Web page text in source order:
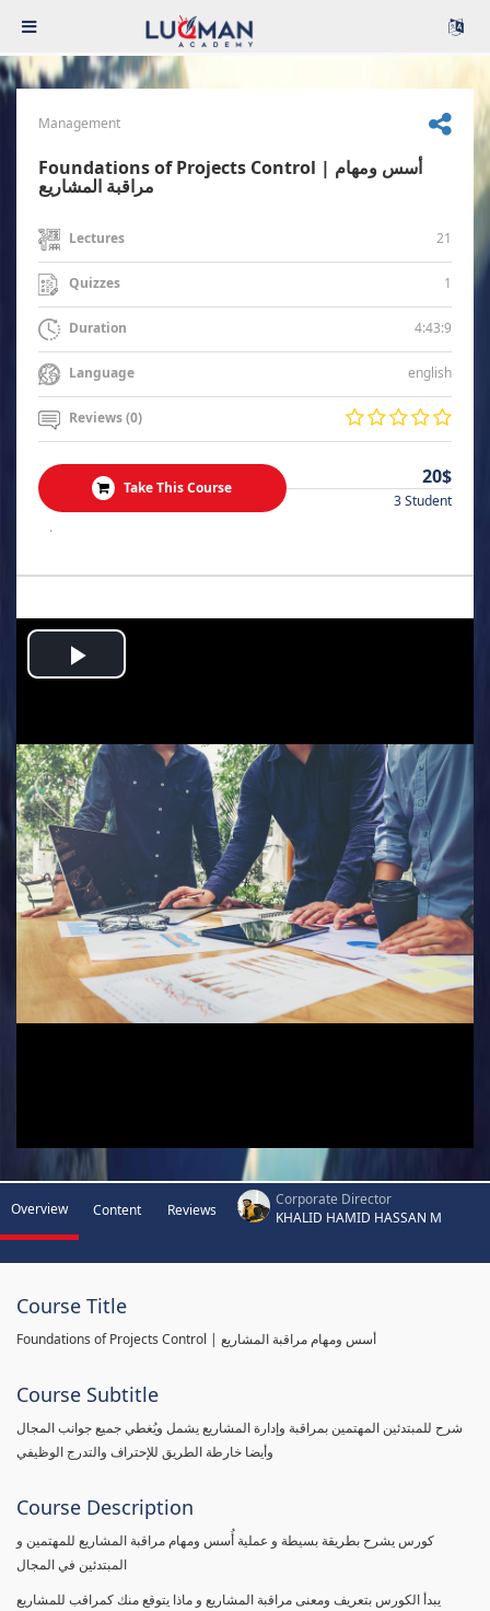
Management
Foundations of Projects Control | أسس ومهام
مراقبة المشاريع
Lectures 21
Quizzes 1
Duration 4:43:9
Language english
Reviews (0)
Take This Course 20$
3 Student
.
Play
Overview Content Reviews
Corporate Director
KHALID HAMID HASSAN M
Course Title
Foundations of Projects Control | أسس ومهام مراقبة المشاريع
Course Subtitle
شرح للمبتدئين المهتمين بمراقبة وإدارة المشاريع يشمل ويُغطي جميع جوانب المجال
وأيضا خارطة الطريق للإحتراف والتدرج الوظيفي
Course Description
كورس يشرح بطريقة بسيطة و عملية أُسس ومهام مراقبة المشاريع للمهتمين و
المبتدئين في المجال
يبدأ الكورس بتعريف ومعنى مراقبة المشاريع و ماذا يتوقع منك كمراقب للمشاريع